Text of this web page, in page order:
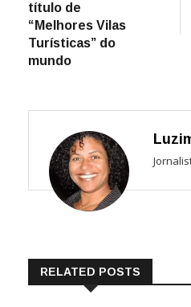
título de
“Melhores Vilas
Turísticas” do
mundo
RELATED POSTS